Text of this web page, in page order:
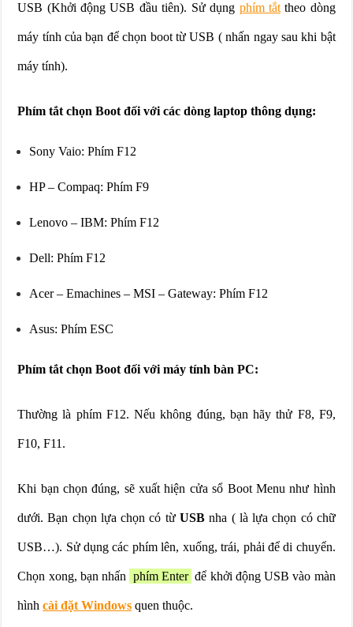
USB (Khởi động USB đầu tiên). Sử dụng phím tắttheo dòng
máy tính của bạn để chọn boot từ USB ( nhấn ngay sau khi bật
máy tính).
Phím tắt chọn Boot đối với các dòng laptop thông dụng:
Sony Vaio: Phím F12
HP – Compaq: Phím F9
Lenovo – IBM: Phím F12
Dell: Phím F12
Acer – Emachines – MSI – Gateway: Phím F12
Asus: Phím ESC
Phím tắt chọn Boot đối với máy tính bàn PC:
Thường là phím F12. Nếu không đúng, bạn hãy thử F8, F9,
F10, F11.
Khi bạn chọn đúng, sẽ xuất hiện cửa sổ Boot Menu như hình
dưới. Bạn chọn lựa chọn có từ USB nha ( là lựa chọn có chữ
USB…). Sử dụng các phím lên, xuống, trái, phải để di chuyển.
Chọn xong, bạn nhấn phím Enter để khởi động USB vào màn
hìnhcài đặt Windows quen thuộc.